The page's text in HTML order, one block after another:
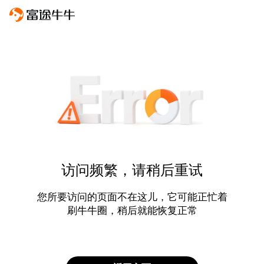
访问频繁，请稍后重试
您所要访问的页面不在这儿，它可能正忙着
刷牛牛圈，稍后就能恢复正常